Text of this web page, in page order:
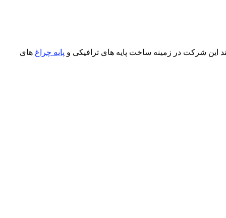
این شرکت در زمینه ساخت پایه های ترافیکی و پایه چراغ های